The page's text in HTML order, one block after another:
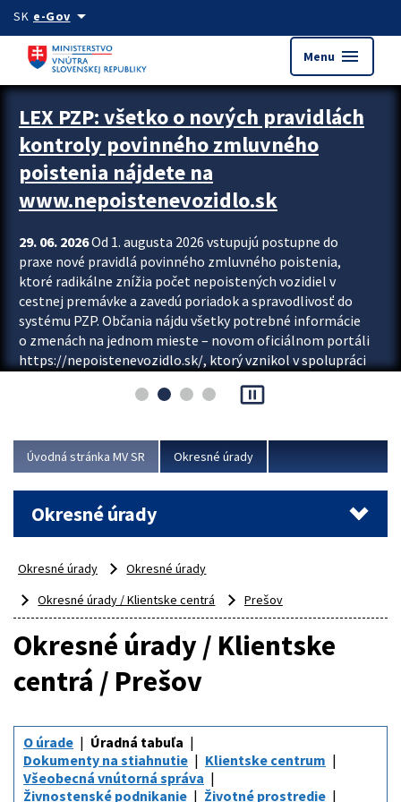
Preskocit na hlavný obsah
SK e-Govarrow_drop_down
Menu menu
Zastavit automatický posun upútavok
LEX PZP: všetko o nových pravidlách
kontroly povinného zmluvného
poistenia nájdete na
www.nepoistenevozidlo.sk
29. 06. 2026Od 1. augusta 2026 vstupujú postupne do
praxe nové pravidlá povinného zmluvného poistenia,
ktoré radikálne znížia počet nepoistených vozidiel v
cestnej premávke a zavedú poriadok a spravodlivosť do
systému PZP. Občania nájdu všetky potrebné informácie
o zmenách na jednom mieste – novom oficiálnom portáli
https://nepoistenevozidlo.sk/, ktorý vznikol v spolupráci
asociácie poisťovní (SLASPO) a Ministerstva vnútra SR.
Viac
pause_presentation
Úvodná stránka MV SR Okresné úrady
Okresné úrady
Okresné úrady
Okresné úrady
Okresné úrady / Klientske centrá
Prešov
Okresné úrady / Klientske
centrá / Prešov
O úrade
Úradná tabuľa
Dokumenty na stiahnutie
Klientske centrum
Všeobecná vnútorná správa
Živnostenské podnikanie
Životné prostredie